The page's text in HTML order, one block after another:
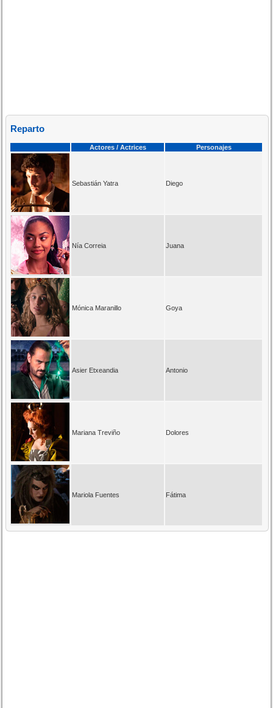
Reparto
Actores / Actrices Personajes
Sebastián Yatra Diego
Nía Correia Juana
Mónica Maranillo Goya
Asier Etxeandia Antonio
Mariana Treviño Dolores
Mariola Fuentes Fátima